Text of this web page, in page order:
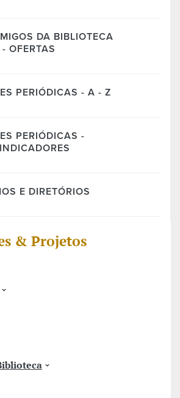
DA BIBLIOTECA
OFERTAS
PERIÓDICAS - A - Z
PERIÓDICAS -
E DIRETÓRIOS
& Projetos